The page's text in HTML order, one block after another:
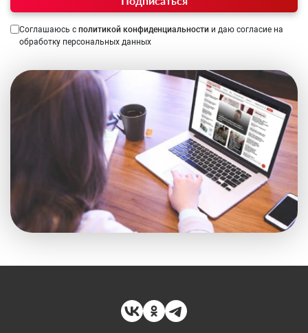
Соглашаюсь с политикой конфиденциальности и даю согласие на
обработку персональных данных